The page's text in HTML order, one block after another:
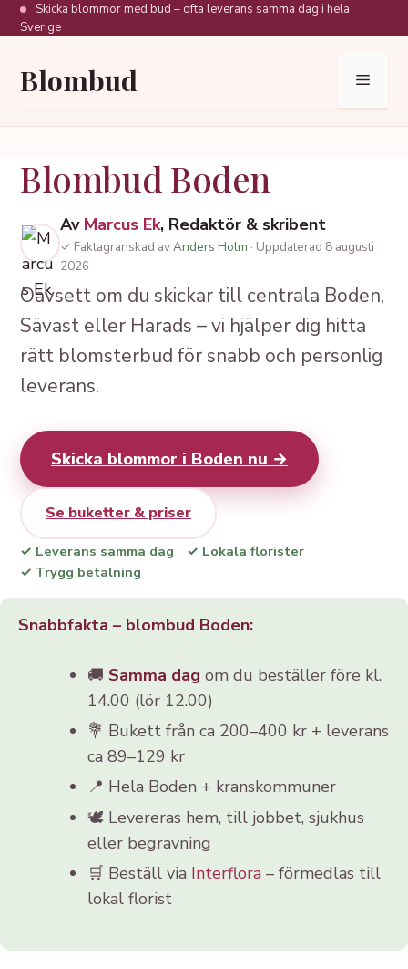
Hoppa
till
Skicka blommor med bud – ofta leverans samma dag i hela
Sverige
Blombud Meny
Blombud Boden
Av Marcus Ek, Redaktör & skribent
✓ Faktagranskad avAnders Holm · Uppdaterad 8 augusti
2026
Oavsett om du skickar till centrala Boden,
Sävast eller Harads – vi hjälper dig hitta
rätt blomsterbud för snabb och personlig
leverans.
Skicka blommor i Boden nu →
Se buketter & priser
✓ Leverans samma dag
✓ Lokala florister
✓ Trygg betalning
Snabbfakta – blombud Boden:
🚚 Samma dag om du beställer före kl.
14.00 (lör 12.00)
💐 Bukett från ca 200–400 kr + leverans
ca 89–129 kr
📍 Hela Boden + kranskommuner
🕊️ Levereras hem, till jobbet, sjukhus
eller begravning
🛒 Beställ via Interflora– förmedlas till
lokal florist